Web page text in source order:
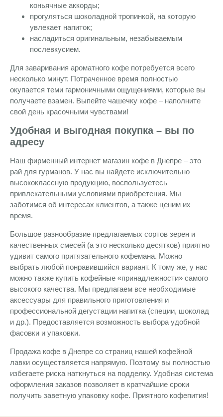
коньячные аккорды;
прогуляться шоколадной тропинкой, на которую
увлекает напиток;
насладиться оригинальным, незабываемым
послевкусием.
Для заваривания ароматного кофе потребуется всего
несколько минут. Потраченное время полностью
окупается теми гармоничными ощущениями, которые вы
получаете взамен. Выпейте чашечку кофе – наполните
свой день красочными чувствами!
Удобная и выгодная покупка – вы по
адресу
Наш фирменный интернет магазин кофе в Днепре – это
рай для гурманов. У нас вы найдете исключительно
высококлассную продукцию, воспользуетесь
привлекательными условиями приобретения. Мы
заботимся об интересах клиентов, а также ценим их
время.
Большое разнообразие предлагаемых сортов зерен и
качественных смесей (а это несколько десятков) приятно
удивит самого притязательного кофемана. Можно
выбрать любой понравившийся вариант. К тому же, у нас
можно также купить кофейные «принадлежности» самого
высокого качества. Мы предлагаем все необходимые
аксессуары для правильного приготовления и
профессиональной дегустации напитка (специи, шоколад
и др.). Предоставляется возможность выбора удобной
фасовки и упаковки.
Продажа кофе в Днепре со страниц нашей кофейной
лавки осуществляется напрямую. Поэтому вы полностью
избегаете риска наткнуться на подделку. Удобная система
оформления заказов позволяет в кратчайшие сроки
получить заветную упаковку кофе. Приятного кофепития!